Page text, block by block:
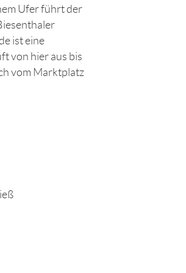
Ufer führt der
ist eine
von hier aus bis
vom Marktplatz